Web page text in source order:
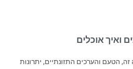
ואיך אוכלים
הטעם והערכים התזונתיים, יתרונות